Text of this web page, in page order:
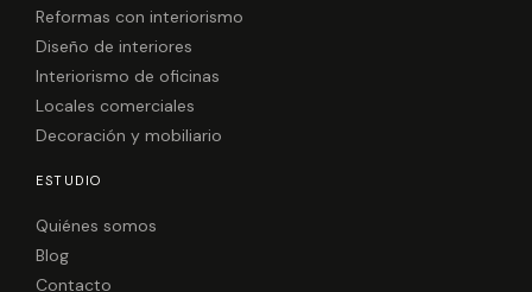
o
r
m
Reformas con interiorismo
Diseño de interiores
Interiorismo de oficinas
Locales comerciales
Decoración y mobiliario
ESTUDIO
Quiénes somos
Blog
Contacto